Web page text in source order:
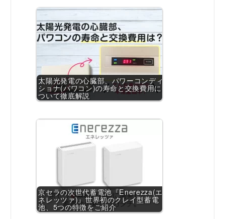
太陽光発電の心臓部、パワーコンディ
ショナ(パワコン)の寿命と交換費用に
ついて徹底解説
京セラの次世代蓄電池『Enerezza(エ
ネレッツァ)』世界初のクレイ型蓄電
池、5つの特徴をご紹介